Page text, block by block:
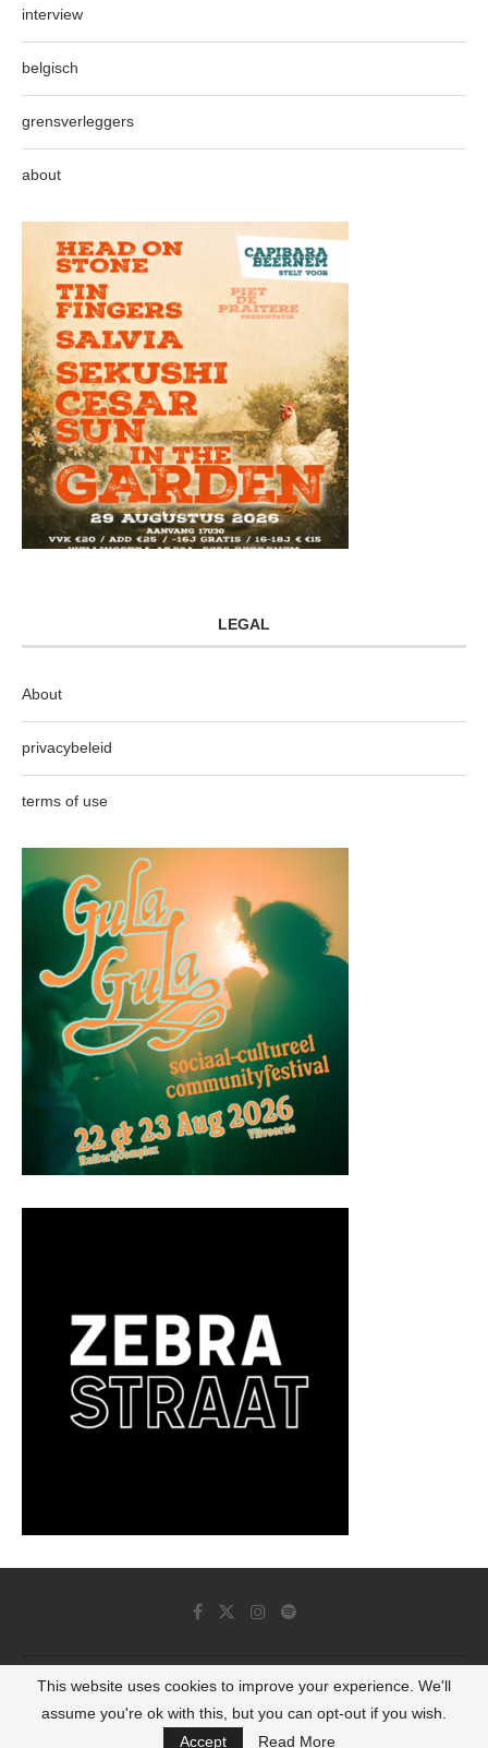
interview
belgisch
grensverleggers
about
LEGAL
About
privacybeleid
terms of use
© 2022 - Luminous Dash All Rights Reserved
BACK TO TOP
This website uses cookies to improve your experience. We'll
assume you're ok with this, but you can opt-out if you wish.
Accept
Read More